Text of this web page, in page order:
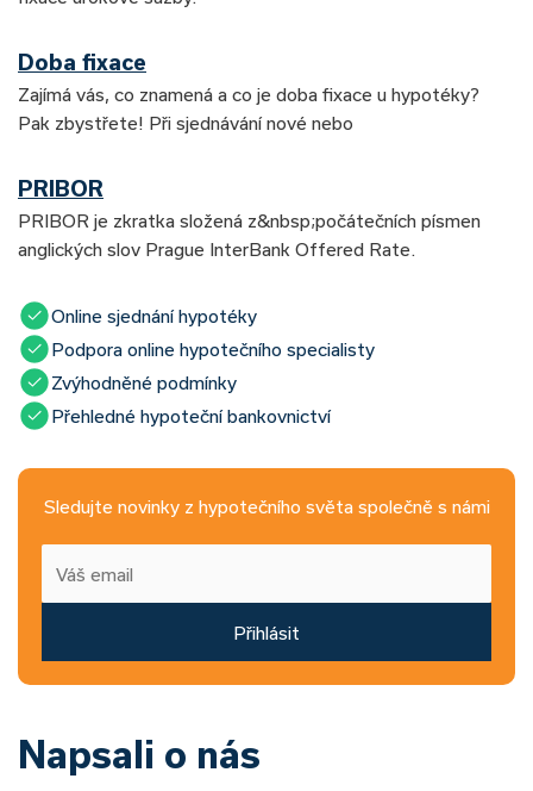
Doba fixace
Zajímá vás, co znamená a co je doba fixace u hypotéky?
Pak zbystřete! Při sjednávání nové nebo
PRIBOR
PRIBOR je zkratka složená z&nbsp;počátečních písmen
anglických slov Prague InterBank Offered Rate.
Online sjednání hypotéky
Podpora online hypotečního specialisty
Zvýhodněné podmínky
Přehledné hypoteční bankovnictví
Sledujte novinky z hypotečního světa společně s námi
Přihlásit
Napsali o nás